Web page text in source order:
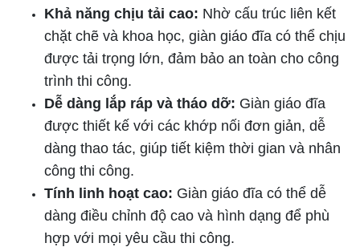
Khả năng chịu tải cao: Nhờ cấu trúc liên kết
chặt chẽ và khoa học, giàn giáo đĩa có thể chịu
được tải trọng lớn, đảm bảo an toàn cho công
trình thi công.
Dễ dàng lắp ráp và tháo dỡ: Giàn giáo đĩa
được thiết kế với các khớp nối đơn giản, dễ
dàng thao tác, giúp tiết kiệm thời gian và nhân
công thi công.
Tính linh hoạt cao: Giàn giáo đĩa có thể dễ
dàng điều chỉnh độ cao và hình dạng để phù
hợp với mọi yêu cầu thi công.